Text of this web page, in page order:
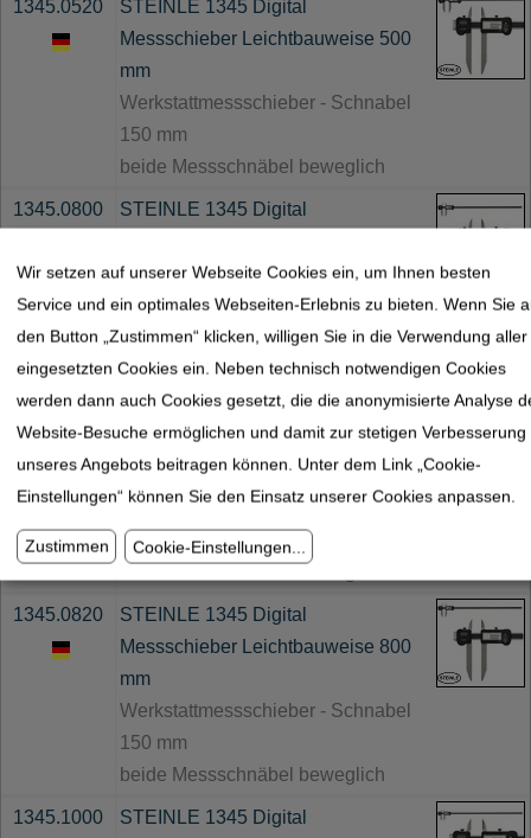
1345.0520
STEINLE 1345 Digital
Messschieber Leichtbauweise 500
mm
Werkstattmessschieber - Schnabel
150 mm
beide Messschnäbel beweglich
1345.0800
STEINLE 1345 Digital
mm
Werkstattmessschieber - Schnabel
90 mm
beide Messschnäbel beweglich
1345.0810
STEINLE 1345 Digital
Messschieber Leichtbauweise 800
mm
Werkstattmessschieber - Schnabel
125 mm
1345.0820
STEINLE 1345 Digital
Messschieber Leichtbauweise 800
mm
Werkstattmessschieber - Schnabel
150 mm
beide Messschnäbel beweglich
1345.1000
STEINLE 1345 Digital
Wir setzen auf unserer Webseite Cookies ein, um Ihnen besten
Service und ein optimales Webseiten-Erlebnis zu bieten. Wenn Sie
den Button „Zustimmen“ klicken, willigen Sie in die Verwendung aller
eingesetzten Cookies ein. Neben technisch notwendigen Cookies
werden dann auch Cookies gesetzt, die die anonymisierte Analyse
Website-Besuche ermöglichen und damit zur stetigen Verbesserung
unseres Angebots beitragen können. Unter dem Link „Cookie-
Einstellungen“ können Sie den Einsatz unserer Cookies anpassen.
Zustimmen Cookie-Einstellungen